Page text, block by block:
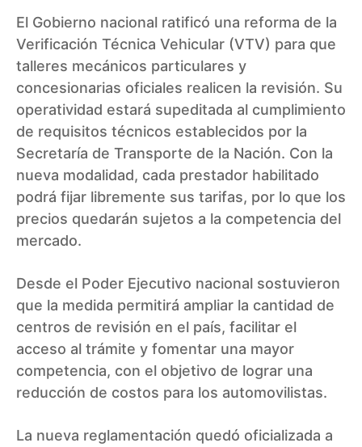
El Gobierno nacional ratificó una reforma de la
Verificación Técnica Vehicular (VTV) para que
talleres mecánicos particulares y
concesionarias oficiales realicen la revisión. Su
operatividad estará supeditada al cumplimiento
de requisitos técnicos establecidos por la
Secretaría de Transporte de la Nación. Con la
nueva modalidad, cada prestador habilitado
podrá fijar libremente sus tarifas, por lo que los
precios quedarán sujetos a la competencia del
mercado.
Desde el Poder Ejecutivo nacional sostuvieron
que la medida permitirá ampliar la cantidad de
centros de revisión en el país, facilitar el
acceso al trámite y fomentar una mayor
competencia, con el objetivo de lograr una
reducción de costos para los automovilistas.
La nueva reglamentación quedó oficializada a